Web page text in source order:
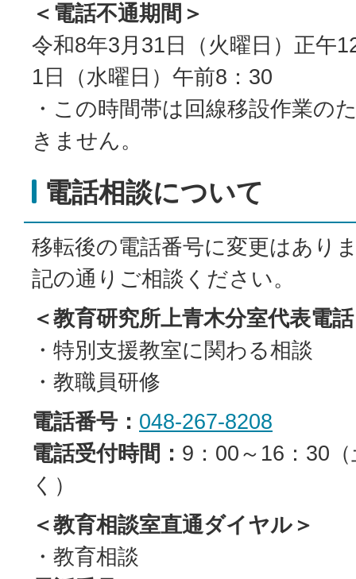
＜電話不通期間＞
令和8年3月31日（火曜日）正午
1日（水曜日）午前8：30
・この時間帯は回線移設作業の
きません。
電話相談について
移転後の電話番号に変更はあり
記の通りご相談ください。
＜教育研究所上青木分室代表電
・特別支援教室に関わる相談
・教職員研修
電話番号： 048-267-8208
電話受付時間： 9：00～16：30
く）
＜教育相談室直通ダイヤル＞
・教育相談